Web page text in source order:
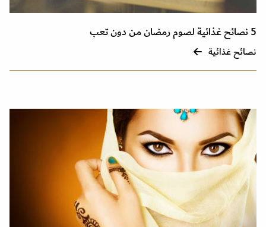
5 نصائح غذائية لصوم رمضان من دون تعب
نصائح غذائية